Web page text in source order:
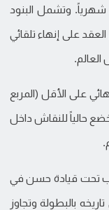
وتشمل البنود
على إنهاء تلقائي
على الأقل (المربع
حالياً للنقاش داخل
تحت قيادة حسن في
في تاريخه بالبطولة وتجاوز